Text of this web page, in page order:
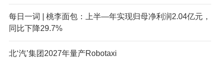
每日一词 | 桃李面包：上半—年实现归母净利润2.04亿元，
同比下降29.7%
北‘汽’集团2027年量产Robotaxi